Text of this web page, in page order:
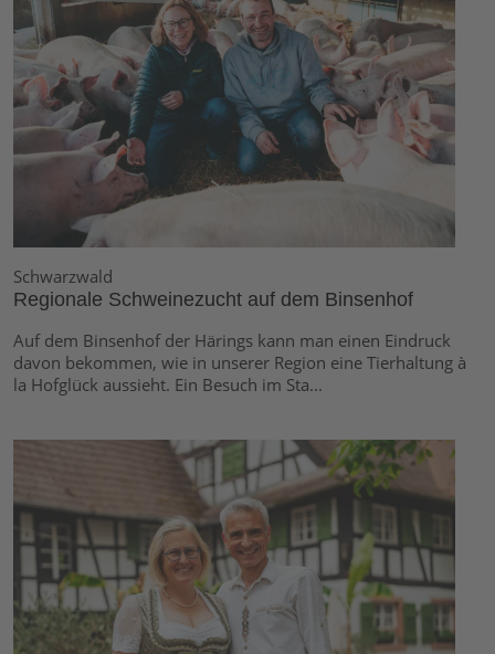
Schwarzwald
Regionale Schweinezucht auf dem Binsenhof
Auf dem Binsenhof der Härings kann man einen Eindruck
davon bekommen, wie in unserer Region eine Tierhaltung à
la Hofglück aussieht. Ein Besuch im Sta...